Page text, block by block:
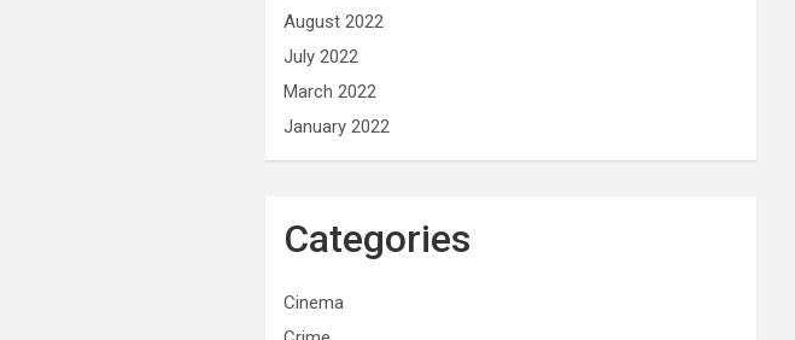
August 2022
July 2022
March 2022
January 2022
Categories
Cinema